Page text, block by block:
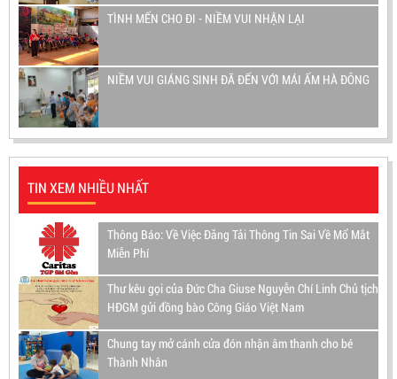
TÌNH MẾN CHO ĐI - NIỀM VUI NHẬN LẠI
NIỀM VUI GIÁNG SINH ĐÃ ĐẾN VỚI MÁI ẤM HÀ ĐÔNG
TIN XEM NHIỀU NHẤT
Thông Báo: Về Việc Đăng Tải Thông Tin Sai Về Mổ Mắt
Miễn Phí
Thư kêu gọi của Đức Cha Giuse Nguyễn Chí Linh Chủ tịch
HĐGM gửi đồng bào Công Giáo Việt Nam
Chung tay mở cánh cửa đón nhận âm thanh cho bé
Thành Nhân